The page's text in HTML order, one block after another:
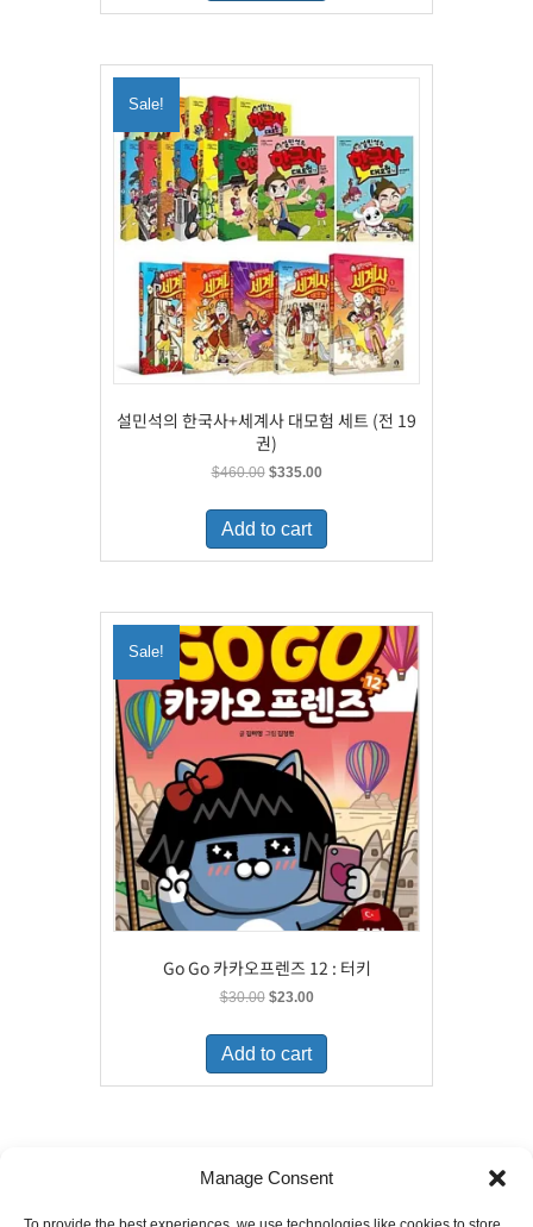
Manage Consent
Sale!
설민석의 한국사+세계사 대모험 세트 (전 19
권)
$460.00 Original
was:
$460.00.
$335.00Current
is:
Add to cart
Sale!
Go Go 카카오프렌즈 12 : 터키
$30.00 Original
was:
$30.00.
$23.00Current
is:
$23.00.
Add to cart